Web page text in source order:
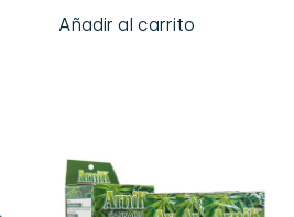
Añadir al carrito